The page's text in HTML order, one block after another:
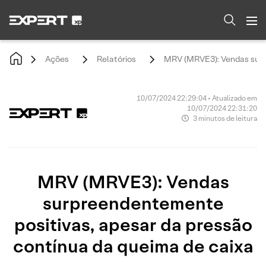
Ações Relatórios MRV (MRVE3): Vendas
10/07/2024 22:29:04 • Atualizado em
10/07/2024 22:31:20
3 minutos de leitura
MRV (MRVE3): Vendas
surpreendentemente
positivas, apesar da pressão
contínua da queima de caixa